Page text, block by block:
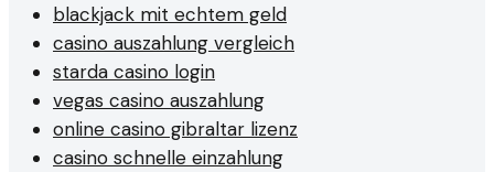
blackjack mit echtem geld
casino auszahlung vergleich
starda casino login
vegas casino auszahlung
online casino gibraltar lizenz
casino schnelle einzahlung